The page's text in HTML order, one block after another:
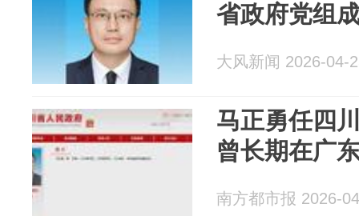
省政府党组
大风新闻 2026-04-
马正勇任四
曾长期在广
南方都市报 2026-